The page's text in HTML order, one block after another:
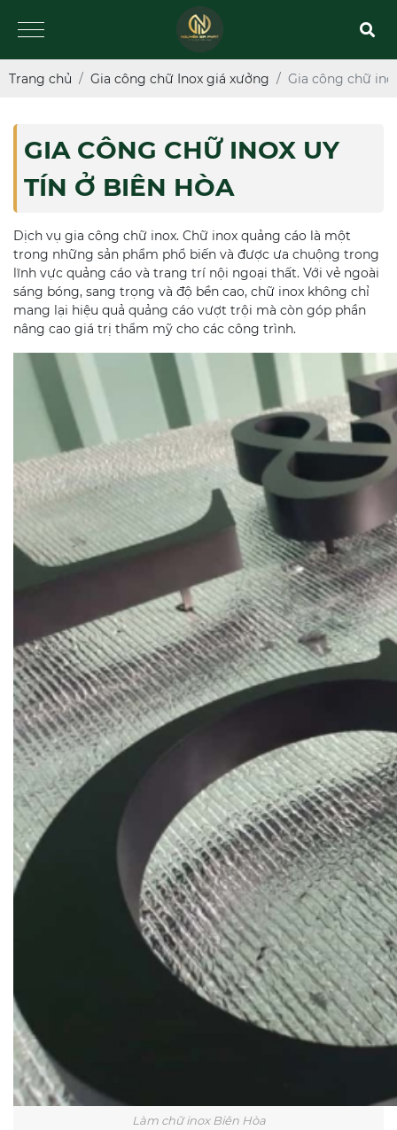
Trang chủ Gia công chữ Inox giá xưởng Gia công chữ
GIA CÔNG CHỮ INOX UY
TÍN Ở BIÊN HÒA
Dịch vụ gia công chữ inox. Chữ inox quảng cáo là một
trong những sản phẩm phổ biến và được ưa chuộng trong
lĩnh vực quảng cáo và trang trí nội ngoại thất. Với vẻ ngoài
sáng bóng, sang trọng và độ bền cao, chữ inox không chỉ
mang lại hiệu quả quảng cáo vượt trội mà còn góp phần
nâng cao giá trị thẩm mỹ cho các công trình.
Làm chữ inox Biên Hòa